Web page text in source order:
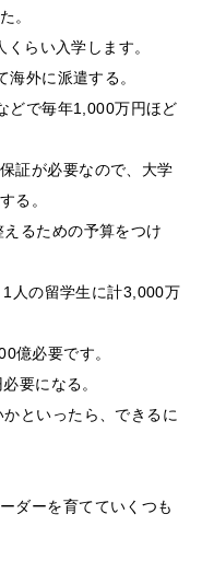
。
らい入学します。
外に派遣する。
どで毎年1,000万円ほど
証が必要なので、大学
る。
るための予算をつけ
人の留学生に計3,000万
億必要です。
要になる。
といったら、できるに
ダーを育てていくつも